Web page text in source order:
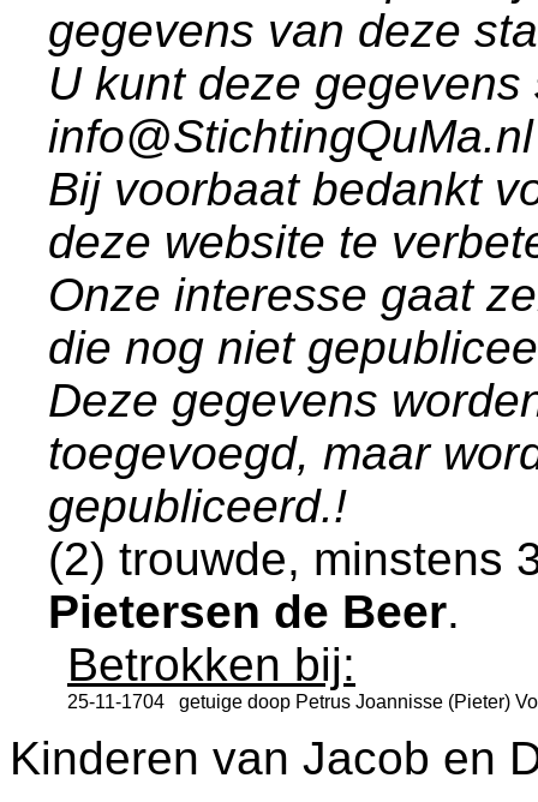
gegevens van deze
U kunt deze
info@StichtingQuMa.nl
Bij voorbaat bedankt
deze website te
Onze interesse gaat
die nog niet
Deze gegevens
toegevoegd, maar
gepubliceerd.!
(2) trouwde, minstens
Pietersen de Beer.
Betrokken bij:
25-11-1704 getuige doop Petrus Joannisse (Pieter)
Kinderen van Jacob en